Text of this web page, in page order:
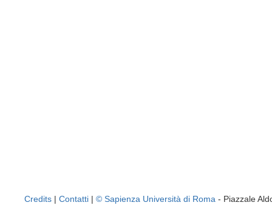
Credits | Contatti | © Sapienza Università di Roma - Piazzale